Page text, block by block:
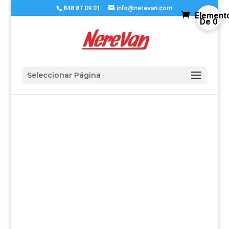
848 87 09 01 info@nerevan.com
De 0
Seleccionar Página